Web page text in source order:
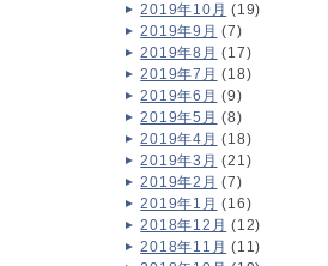
2019年10月 (19)
2019年9月 (7)
2019年8月 (17)
2019年7月 (18)
2019年6月 (9)
2019年5月 (8)
2019年4月 (18)
2019年3月 (21)
2019年2月 (7)
2019年1月 (16)
2018年12月 (12)
2018年11月 (11)